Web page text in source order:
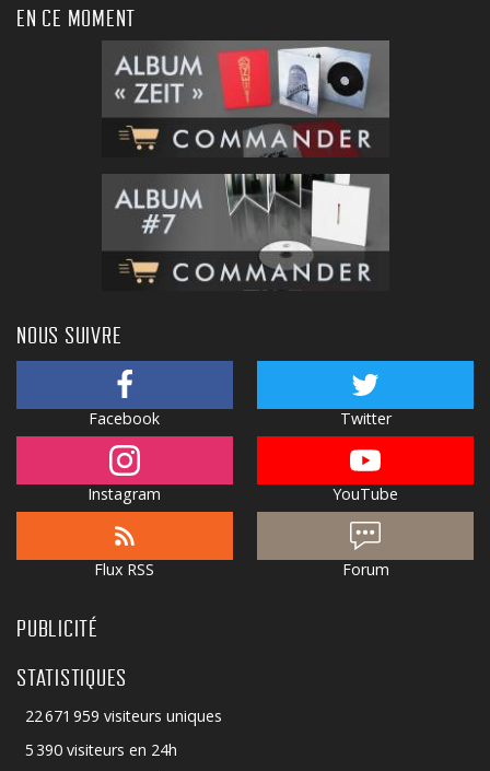
EN CE MOMENT
NOUS SUIVRE
Facebook Twitter
Instagram YouTube
Flux RSS Forum
PUBLICITÉ
STATISTIQUES
22 671 959 visiteurs uniques
5 390 visiteurs en 24h